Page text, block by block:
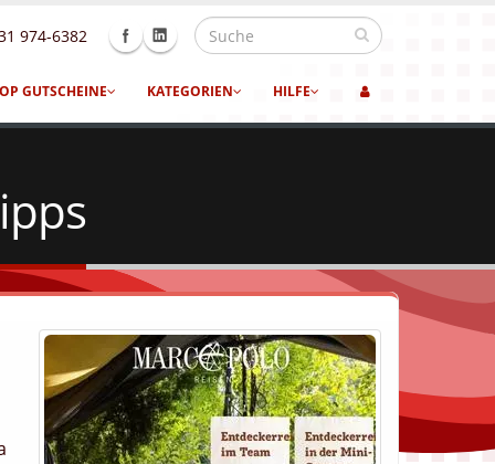
974-6382
GUTSCHEINE KATEGORIEN HILFE